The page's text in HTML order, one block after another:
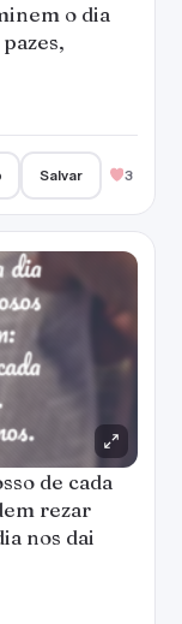
o dia
Salvar 3
de cada
rezar
nos dai